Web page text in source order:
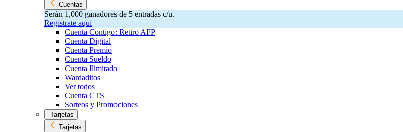
Cuentas
Serán 1,000 ganadores de 5 entradas c/u.
Regístrate aquí
Cuenta Contigo: Retiro AFP
Cuenta Digital
Cuenta Premio
Cuenta Sueldo
Cuenta Ilimitada
Wardaditos
Ver todos
Cuenta CTS
Sorteos y Promociones
Tarjetas
Tarjetas